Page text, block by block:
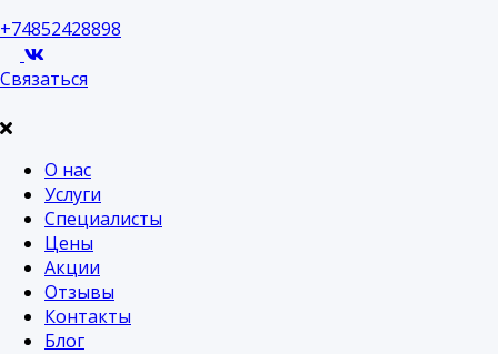
+74852428898
Связаться
О нас
Услуги
Специалисты
Цены
Акции
Отзывы
Контакты
Блог